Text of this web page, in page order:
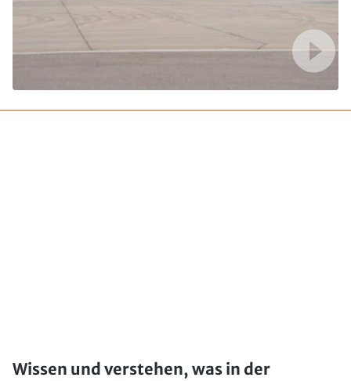
Wissen und verstehen, was in der